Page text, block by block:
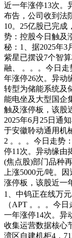
近一年涨停13次。
布告，公司收到法
10。25亿股已完成
势：控股今日触及
秘：1、据2025年3
紫星已摆设7个智
融、 。。。今日
年涨停26次。异动
转型为储能系统及
能电坐及大型国企
触及涨停板，该股
2025年6月25日通
于安徽聆动通用机
2 。。。今日走势
停11次。异动缘由
(焦点股)部门品种
上涨5000元/吨。
涨停板，该股近一
1、中钨正在线万
（APT 。。。今
一年涨停14次。异
收集运营数据核心
湾区自建机柜4，